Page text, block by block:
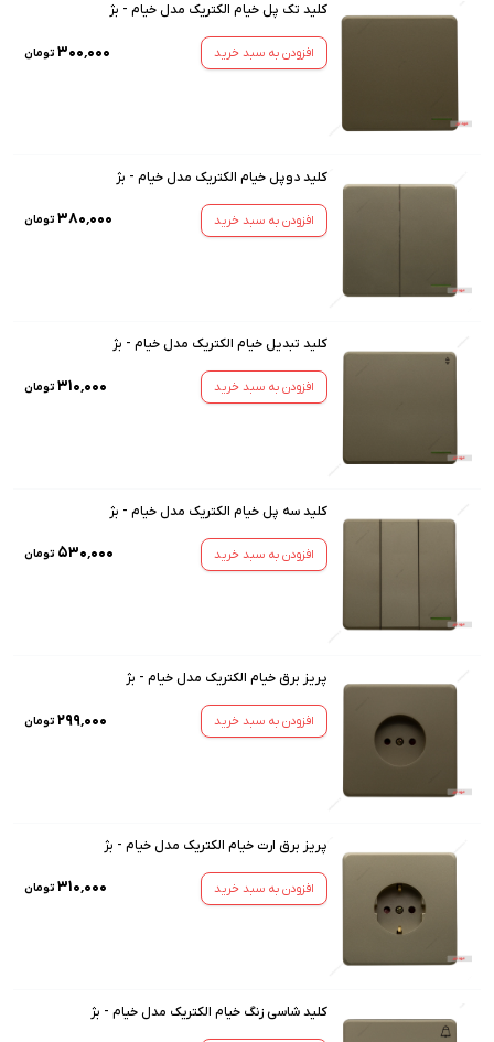
کلید تک پل خیام الکتریک مدل خیام - بژ
افزودن به سبد خرید ۳۰۰٬۰۰۰ تومان
کلید دوپل خیام الکتریک مدل خیام - بژ
افزودن به سبد خرید ۳۸۰٬۰۰۰ تومان
کلید تبدیل خیام الکتریک مدل خیام - بژ
افزودن به سبد خرید ۳۱۰٬۰۰۰ تومان
کلید سه پل خیام الکتریک مدل خیام - بژ
افزودن به سبد خرید ۵۳۰٬۰۰۰ تومان
پریز برق خیام الکتریک مدل خیام - بژ
افزودن به سبد خرید ۲۹۹٬۰۰۰ تومان
پریز برق ارت خیام الکتریک مدل خیام - بژ
افزودن به سبد خرید ۳۱۰٬۰۰۰ تومان
کلید شاسی زنگ خیام الکتریک مدل خیام - بژ